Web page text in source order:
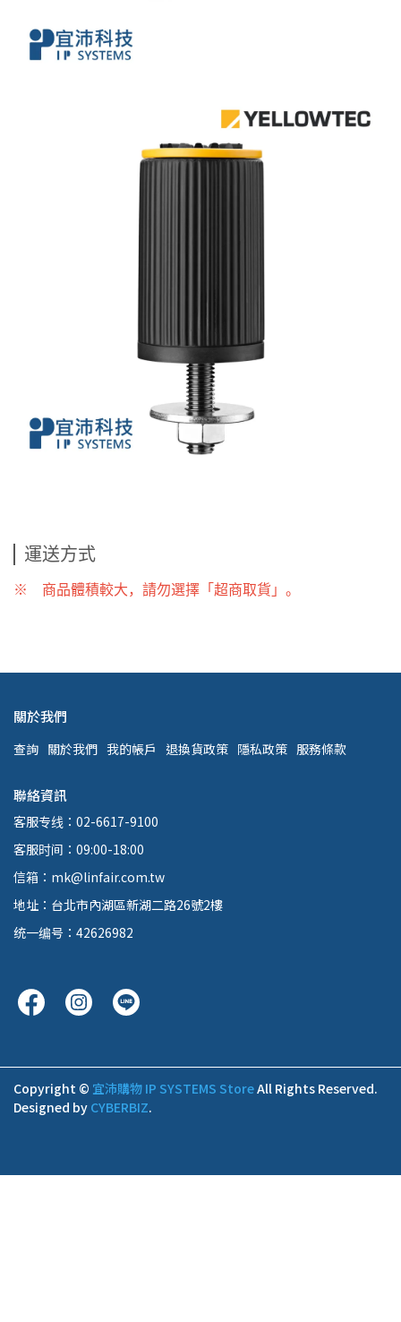
運送方式
※ 商品體積較大，請勿選擇「超商取貨」。
關於我們
查詢 關於我們 我的帳戶 退換貨政策 隱私政策 服務條款
聯絡資訊
客服专线：02-6617-9100
客服时间：09:00-18:00
信箱：mk@linfair.com.tw
地址：台北市內湖區新湖二路26號2樓
统一编号：42626982
Copyright © 宜沛購物 IP SYSTEMS StoreAll Rights Reserved.
Designed by CYBERBIZ.